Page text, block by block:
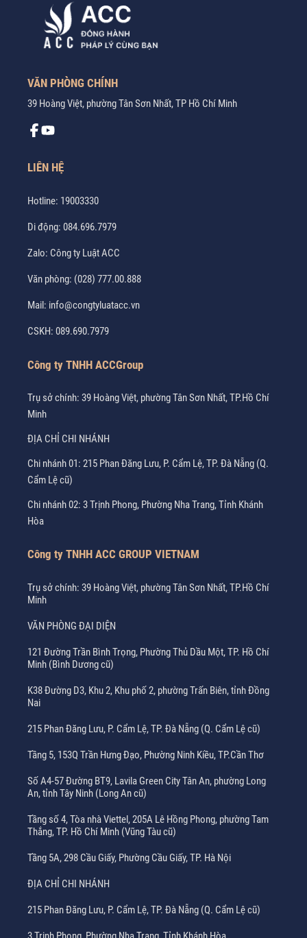
VĂN PHÒNG CHÍNH
39 Hoàng Việt, phường Tân Sơn Nhất, TP Hồ Chí Minh
LIÊN HỆ
Hotline: 19003330
Di động: 084.696.7979
Zalo: Công ty Luật ACC
Văn phòng: (028) 777.00.888
Mail: info@congtyluatacc.vn
CSKH: 089.690.7979
Công ty TNHH ACCGroup
Trụ sở chính: 39 Hoàng Việt, phường Tân Sơn Nhất, TP.Hồ Chí
Minh
ĐỊA CHỈ CHI NHÁNH
Chi nhánh 01: 215 Phan Đăng Lưu, P. Cẩm Lệ, TP. Đà Nẵng (Q.
Cẩm Lệ cũ)
Chi nhánh 02: 3 Trịnh Phong, Phường Nha Trang, Tỉnh Khánh
Hòa
Công ty TNHH ACC GROUP VIETNAM
Trụ sở chính: 39 Hoàng Việt, phường Tân Sơn Nhất, TP.Hồ Chí
Minh
VĂN PHÒNG ĐẠI DIỆN
121 Đường Trần Bình Trọng, Phường Thủ Dầu Một, TP. Hồ Chí
Minh (Bình Dương cũ)
K38 Đường D3, Khu 2, Khu phố 2, phường Trấn Biên, tỉnh Đồng
Nai
215 Phan Đăng Lưu, P. Cẩm Lệ, TP. Đà Nẵng (Q. Cẩm Lệ cũ)
Tầng 5, 153Q Trần Hưng Đạo, Phường Ninh Kiều, TP.Cần Thơ
Số A4-57 Đường BT9, Lavila Green City Tân An, phường Long
An, tỉnh Tây Ninh (Long An cũ)
Tầng số 4, Tòa nhà Viettel, 205A Lê Hồng Phong, phường Tam
Thắng, TP. Hồ Chí Minh (Vũng Tàu cũ)
Tầng 5A, 298 Cầu Giấy, Phường Cầu Giấy, TP. Hà Nội
ĐỊA CHỈ CHI NHÁNH
215 Phan Đăng Lưu, P. Cẩm Lệ, TP. Đà Nẵng (Q. Cẩm Lệ cũ)